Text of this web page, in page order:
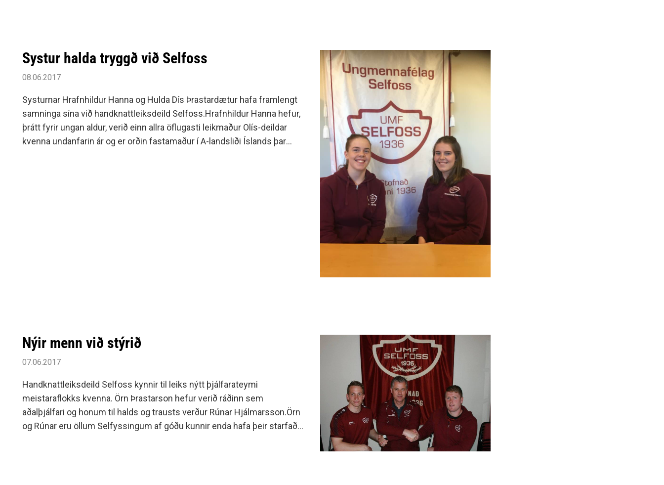
Systur halda tryggð við Selfoss
08.06.2017
Systurnar Hrafnhildur Hanna og Hulda Dís Þrastardætur hafa framlengt
samninga sína við handknattleiksdeild Selfoss.Hrafnhildur Hanna hefur,
þrátt fyrir ungan aldur, verið einn allra öflugasti leikmaður Olís-deildar
kvenna undanfarin ár og er orðin fastamaður í A-landsliði Íslands þar
Nýir menn við stýrið
07.06.2017
Handknattleiksdeild Selfoss kynnir til leiks nýtt þjálfarateymi
meistaraflokks kvenna. Örn Þrastarson hefur verið ráðinn sem
aðalþjálfari og honum til halds og trausts verður Rúnar Hjálmarsson.Örn
og Rúnar eru öllum Selfyssingum af góðu kunnir enda hafa þeir starfað